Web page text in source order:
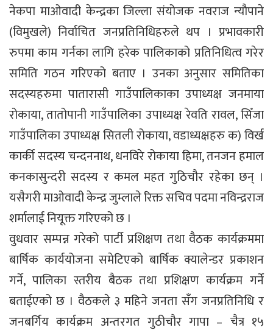
नेकपा माओवादी केन्द्रका जिल्ला संयोजक नवराज न्यौपाने
(विमुखले) निर्वाचित जनप्रतिनिधिहरुले थप । प्रभावकारी
रुपमा काम गर्नका लागि हरेक पालिकाको प्रतिनिधित्व गरेर
समिति गठन गरिएको बताए । उनका अनुसार समितिका
सदस्यहरुमा पातारासी गाउँपालिकाका उपाध्यक्ष जनमाया
रोकाया, तातोपानी गाउँपालिका उपाध्यक्ष रेवति रावल, सिँजा
गाउँपालिका उपाध्यक्ष सितली रोकाया, वडाध्यक्षहरु क) विर्ख
कार्की सदस्य चन्दननाथ, धनविरे रोकाया हिमा, तनजन हमाल
कनकासुन्दरी सदस्य र कमल महत गुठिचौर रहेका छन् ।
यसैगरी माओवादी केन्द्र जुम्लाले रिक्त सचिव पदमा नविन्द्रराज
शर्मालाई नियूक्त गरिएको छ ।
वुधवार सम्पन्न गरेको पार्टी प्रशिक्षण तथा वैठक कार्यक्रममा
बार्षिक कार्ययोजना समेटिएको बार्षिक क्यालेन्डर प्रकाशन
गर्ने, पालिका स्तरीय बैठक तथा प्रशिक्षण कार्यक्रम गर्ने
बताईएको छ । वैठकले ३ महिने जनता सँग जनप्रतिनिधि र
जनबर्गिय कार्यक्रम अन्तरगत गुठीचौर गापा – चैत्र १५